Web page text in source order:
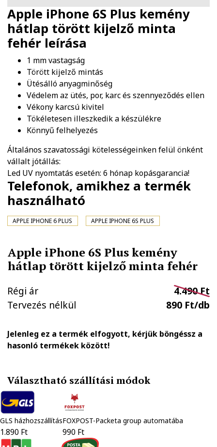
Apple iPhone 6S Plus kemény
hátlap törött kijelző minta
fehér leírása
1 mm vastagság
Törött kijelző mintás
Ütésálló anyagminőség
Védelem az ütés, por, karc és szennyeződés ellen
Vékony karcsú kivitel
Tökéletesen illeszkedik a készülékre
Könnyű felhelyezés
Általános szavatossági kötelességeinken felül önként
vállalt jótállás:
Led UV nyomtatás esetén: 6 hónap kopásgarancia!
Telefonok, amikhez a termék
használható
APPLE IPHONE 6 PLUS APPLE IPHONE 6S PLUS
Apple iPhone 6S Plus kemény
hátlap törött kijelző minta fehér
Régi ár
4.490 Ft
Tervezés nélkül
890 Ft/db
Jelenleg ez a termék elfogyott, kérjük böngéssz a
hasonló termékek között!
Választható szállítási módok
GLS házhozszállítás
1.890 Ft
FOXPOST-Packeta group automatába
990 Ft